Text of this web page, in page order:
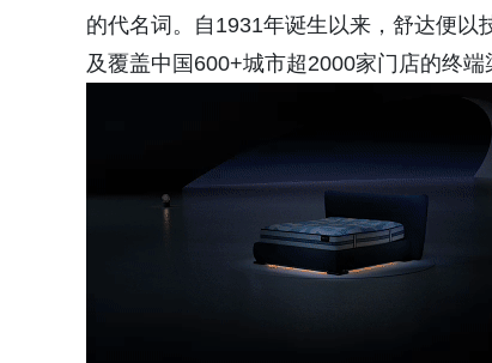
的代名词。自1931年诞生以来，舒达便
及覆盖中国600+城市超2000家门店的终